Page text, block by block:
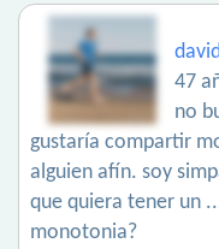
47
no
gustaría compartir
alguien afín. soy
que quiera tener un
monotonia?